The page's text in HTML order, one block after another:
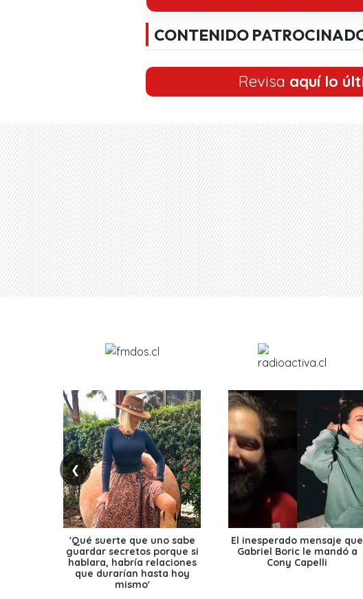
CONTENIDO
Revisa aquí lo
❮
'Qué suerte que uno sabe
guardar secretos porque si
hablara, habría relaciones
que durarían hasta hoy
mismo'
El inesperado mensaje que
Gabriel Boric le mandó a
Cony Capelli